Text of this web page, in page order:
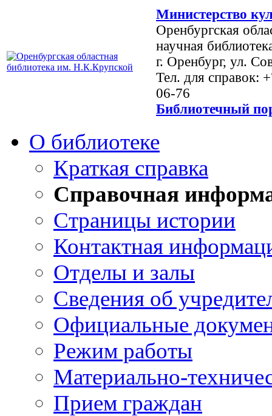
Министерство
Оренбургская
научная
г. Оренбург, ул.
Тел. для справок:
06-76
Библиотечный
О библиотеке
Краткая справка
Справочная
Страницы истории
Контактная
Отделы и залы
Сведения об
Официальные
Режим работы
Материально-
Прием граждан